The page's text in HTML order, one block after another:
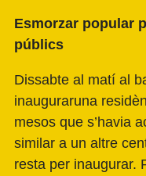
Esmorzar popular
públics
Dissabte al matí al
inauguraruna
mesos que s’havia
similar a un altre
resta per inaugurar.